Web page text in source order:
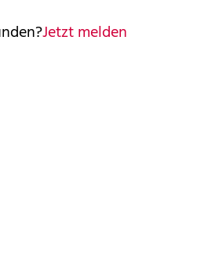
Jetzt melden